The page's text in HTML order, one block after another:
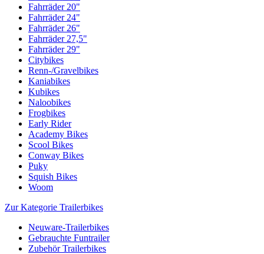
Fahrräder 20"
Fahrräder 24"
Fahrräder 26"
Fahrräder 27,5"
Fahrräder 29"
Citybikes
Renn-/Gravelbikes
Kaniabikes
Kubikes
Naloobikes
Frogbikes
Early Rider
Academy Bikes
Scool Bikes
Conway Bikes
Puky
Squish Bikes
Woom
Zur Kategorie Trailerbikes
Neuware-Trailerbikes
Gebrauchte Funtrailer
Zubehör Trailerbikes